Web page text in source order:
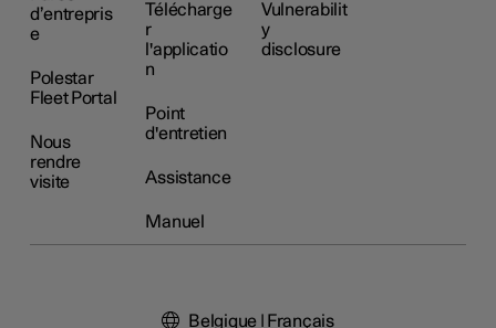
d’entrepris
e
Polestar
Fleet Portal
Nous
rendre
visite
Télécharge
r
l'applicatio
n
Point
d'entretien
Assistance
Manuel
Vulnerabilit
y
disclosure
Belgique | Français